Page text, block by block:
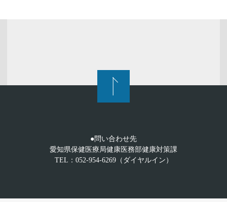
●問い合わせ先
愛知県保健医療局健康医務部健康対策課
TEL：052-954-6269（ダイヤルイン）